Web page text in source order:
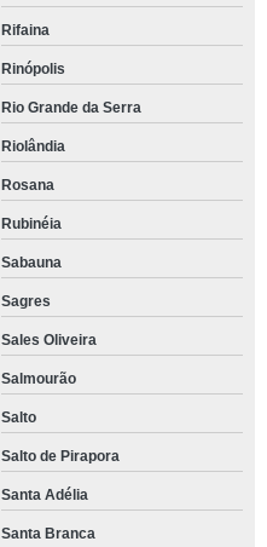
Rifaina
Rinópolis
Rio Grande da Serra
Riolândia
Rosana
Rubinéia
Sabauna
Sagres
Sales Oliveira
Salmourão
Salto
Salto de Pirapora
Santa Adélia
Santa Branca